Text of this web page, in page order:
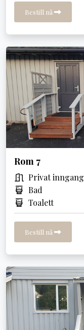
Bestill nå
Rom 7
Privat inngang
Bad
Toalett
Bestill nå